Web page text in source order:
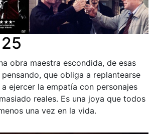
obra maestra escondida, de esas
que obliga a replantearse
ejercer la empatía con personajes
reales. Es una joya que todos
una vez en la vida.